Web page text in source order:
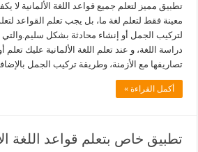
تطبيق مميز لتعلم جميع قواعد اللغة الألمانية
معينة فقط لتعلم لغة ما، بل يجب تعلم القواعد
لتركيب الجمل أو إنشاء محادثة بشكل سليم.والتي
دراسة اللغة، و عند تعلم اللغة الألمانية عليك تعلم
تصاريفها مع الأزمنة، وطريقة تركيب الجمل
أكمل القراءة »
تطبيق خاص بتعلم قواعد اللغة